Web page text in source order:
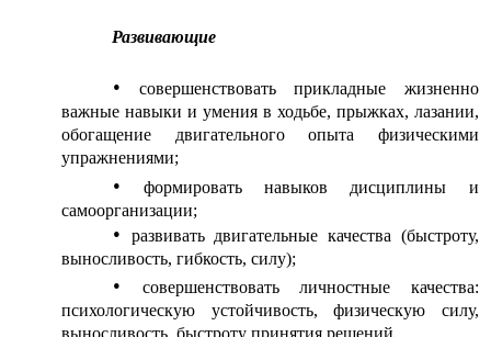
Развивающие
совершенствовать прикладные жизненно
важные навыки и умения в ходьбе, прыжках, лазании,
обогащение двигательного опыта физическими
упражнениями;
формировать навыков дисциплины и
самоорганизации;
развивать двигательные качества (быстроту,
выносливость, гибкость, силу);
совершенствовать личностные качества:
психологическую устойчивость, физическую силу,